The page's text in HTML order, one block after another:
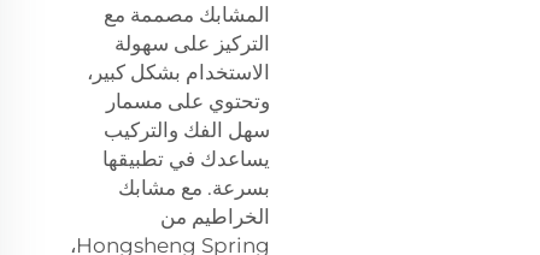
المشابك مصممة مع
التركيز على سهولة
الاستخدام بشكل كبير،
وتحتوي على مسمار
سهل الفك والتركيب
يساعدك في تطبيقها
بسرعة. مع مشابك
الخراطيم من
Hongsheng Spring،